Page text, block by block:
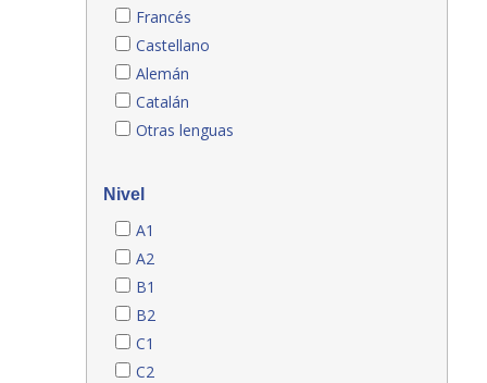
Francés
Castellano
Alemán
Catalán
Otras lenguas
Nivel
A1
A2
B1
B2
C1
C2